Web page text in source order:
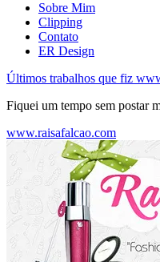
Sobre Mim
Clipping
Contato
ER Design
Últimos trabalhos que fiz
Fiquei um tempo sem postar
www.raisafalcao.com